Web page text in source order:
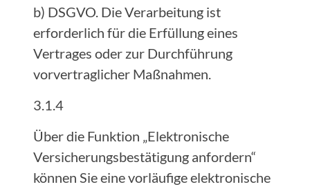
b) DSGVO. Die Verarbeitung ist
erforderlich für die Erfüllung eines
Vertrages oder zur Durchführung
vorvertraglicher Maßnahmen.
3.1.4
Über die Funktion „Elektronische
Versicherungsbestätigung anfordern“
können Sie eine vorläufige elektronische